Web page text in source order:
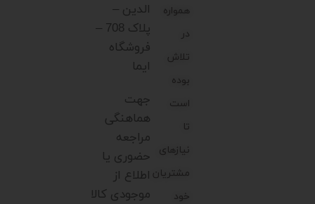
همواره
در
تلاش
بوده
است
تا
نیازهای
مشتریان
خود
الدین –
پلاک 708 –
فروشگاه
ایما
جهت
هماهنگی
مراجعه
حضوری یا
اطلاع از
موجودی کالا